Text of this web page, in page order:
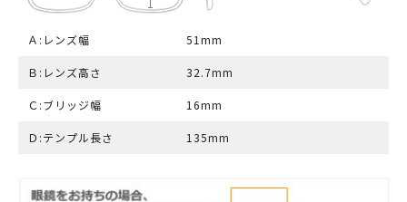
Ａ:レンズ幅 51mm
Ｂ:レンズ高さ 32.7mm
Ｃ:ブリッジ幅 16mm
Ｄ:テンプル長さ 135mm